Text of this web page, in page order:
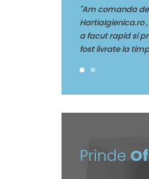
"Multumim
pentru
Prinde